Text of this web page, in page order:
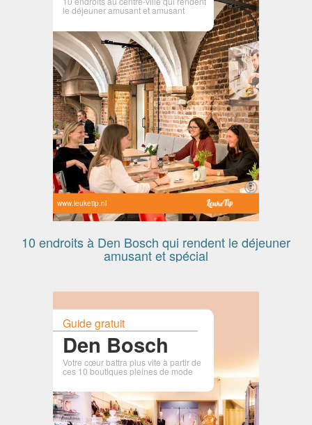
le déjeuner amusant et amusant
www.leuketip.nl
10 endroits à Den Bosch qui rendent le déjeuner
amusant et spécial
Guide gratuit
Den Bosch
Votre cœur battra plus vite à partir de
ces 10 boutiques pleines de mode